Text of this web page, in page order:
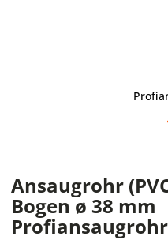
Ansaugrohr
Bogen ø 38 mm